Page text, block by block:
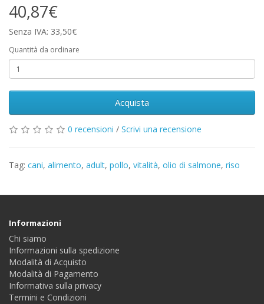
40,87€
Senza IVA: 33,50€
Quantità da ordinare
Acquista
0 recensioni / Scrivi una recensione
Tag: cani, alimento, adult, pollo, vitalità, olio di salmone, riso
Informazioni
Chi siamo
Informazioni sulla spedizione
Modalità di Acquisto
Modalità di Pagamento
Informativa sulla privacy
Termini e Condizioni